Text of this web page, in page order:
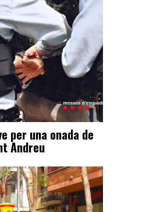
per una onada de
Andreu